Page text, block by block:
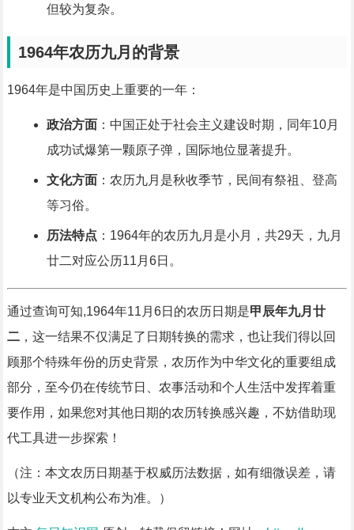
但较为复杂。
1964年农历九月的背景
1964年是中国历史上重要的一年：
政治方面：中国正处于社会主义建设时期，同年10月
成功试爆第一颗原子弹，国际地位显著提升。
文化方面：农历九月是秋收季节，民间有祭祖、登高
等习俗。
历法特点 ：1964年的农历九月是小月，共29天，九月
廿二对应公历11月6日。
通过查询可知,1964年11月6日的农历日期是甲辰年九月廿
二，这一结果不仅满足了日期转换的需求，也让我们得以回
顾那个特殊年份的历史背景，农历作为中华文化的重要组成
部分，至今仍在传统节日、农事活动和个人生活中发挥着重
要作用，如果您对其他日期的农历转换感兴趣，不妨借助现
代工具进一步探索！
（注：本文农历日期基于权威历法数据，如有细微误差，请
以专业天文机构公布为准。）